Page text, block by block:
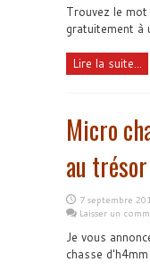
Trouvez le
gratuitement à
Lire la suite...
Micro
au trésor
7 septembre
Laisser un
Je vous
chasse d'h4mm